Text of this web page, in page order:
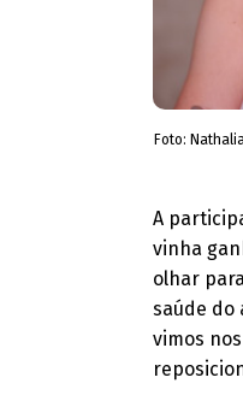
Foto:
A
vinha
olhar
saúde do
vimos